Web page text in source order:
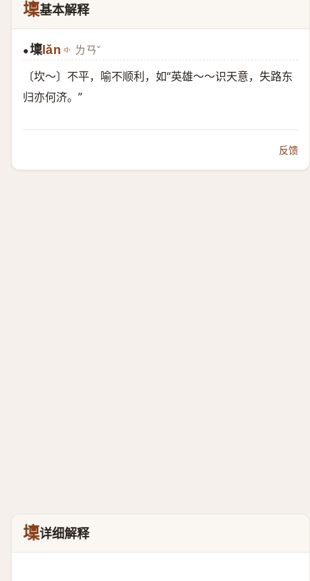
壈基本解释
●壈lǎn ㄌㄢˇ
〔坎～〕不平，喻不顺利，如“英雄～～识天意，失路东
归亦何济。”
反馈
壈详细解释